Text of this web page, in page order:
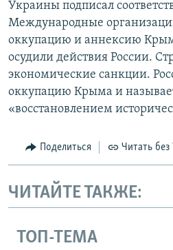
Украины подписал
Международные
оккупацию и аннексию
осудили действия России.
экономические санкции.
оккупацию Крыма и
«восстановлением
Поделиться Читать без
ЧИТАЙТЕ ТАКЖЕ:
ТОП-ТЕМА